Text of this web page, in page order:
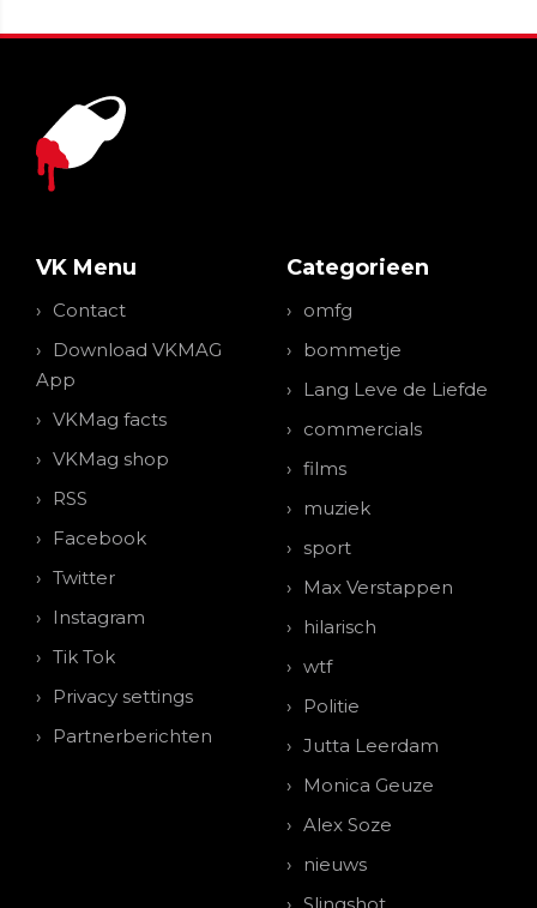
VK Menu
Contact
Download VKMAG
App
VKMag facts
VKMag shop
RSS
Facebook
Twitter
Instagram
Tik Tok
Privacy settings
Partnerberichten
Categorieen
omfg
bommetje
Lang Leve de Liefde
commercials
films
muziek
sport
Max Verstappen
hilarisch
wtf
Politie
Jutta Leerdam
Monica Geuze
Alex Soze
nieuws